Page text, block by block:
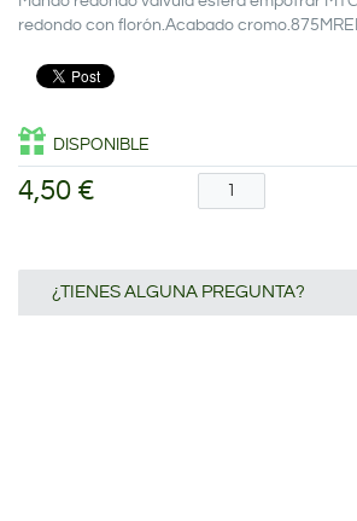
redondo con florón.Acabado
DISPONIBLE
4,50 €
¿TIENES ALGUNA PREGUNTA?